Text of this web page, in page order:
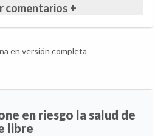
comentarios +
en versión completa
en riesgo la salud de
libre